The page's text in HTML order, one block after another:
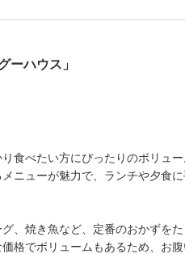
ーハウス」
食べたい方にぴったりのボリュ
ニューが魅力で、ランチや夕食
、焼き魚など、定番のおかずを
格でボリュームもあるため、お